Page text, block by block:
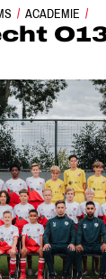
ACADEMIE
FC UTRECHT